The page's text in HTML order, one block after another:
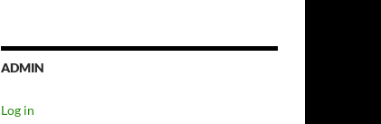
ADMIN
Log in